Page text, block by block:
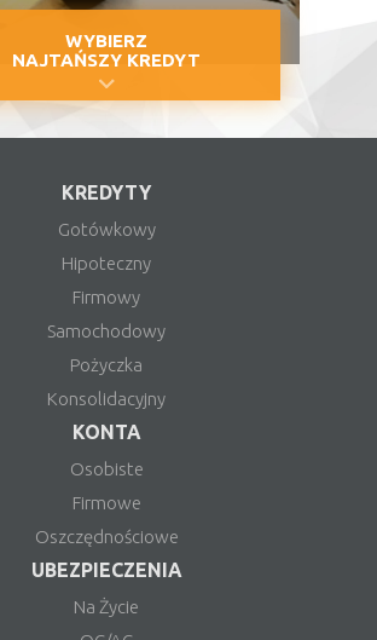
WYBIERZ
NAJTAŃSZY KREDYT
KREDYTY
Gotówkowy
Hipoteczny
Firmowy
Samochodowy
Pożyczka
Konsolidacyjny
KONTA
Osobiste
Firmowe
Oszczędnościowe
UBEZPIECZENIA
Na Życie